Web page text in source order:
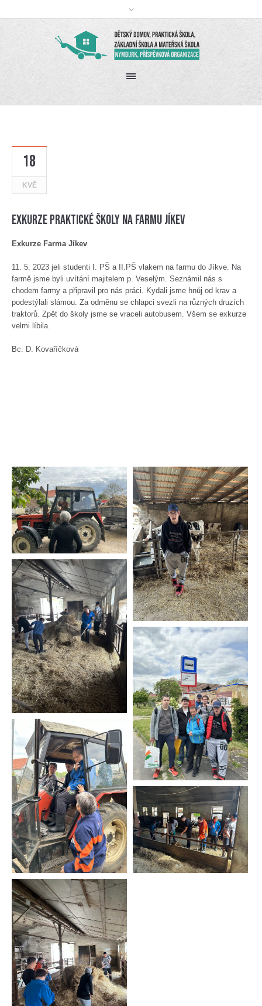
18
KVĚ
Exkurze praktické školy na farmu Jíkev
Exkurze Farma Jíkev
11. 5. 2023 jeli studenti I. PŠ a II.PŠ vlakem na farmu do Jíkve. Na
farmě jsme byli uvítání majitelem p. Veselým. Seznámil nás s
chodem farmy a připravil pro nás práci. Kydali jsme hnůj od krav a
podestýlali slámou. Za odměnu se chlapci svezli na různých druzích
traktorů. Zpět do školy jsme se vraceli autobusem. Všem se exkurze
velmi líbila.
Bc. D. Kovaříčková